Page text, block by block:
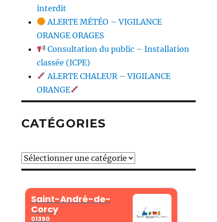
interdit
ALERTE MÉTÉO – VIGILANCE
ORANGE ORAGES
Consultation du public – Installation
classée (ICPE)
ALERTE CHALEUR – VIGILANCE
ORANGE
CATÉGORIES
Catégories